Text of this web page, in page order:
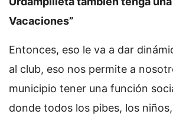
Vacaciones”
Entonces, eso le va a dar
al club, eso nos permite a
municipio tener una función
donde todos los pibes, los